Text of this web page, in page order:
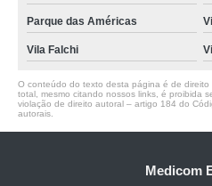
Parque das Américas
Vila Falchi
O conteúdo do texto desta página é de
total, mesmo citando nossos links, é proibida
violação de direito autoral – artigo 184 do
autorais
Medicom